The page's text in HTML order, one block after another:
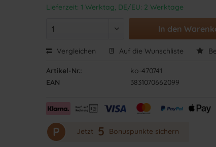
Lieferzeit: 1 Werktag, DE/EU: 2 Werktage
In den
Vergleichen Auf die Wunschliste
Artikel-Nr.:
ko-470741
EAN
3831070662099
P Jetzt 5 Bonuspunkte sichern